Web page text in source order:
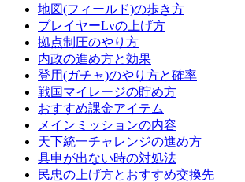
地図(フィールド)の歩き方
プレイヤーLvの上げ方
拠点制圧のやり方
内政の進め方と効果
登用(ガチャ)のやり方と確率
戦国マイレージの貯め方
おすすめ課金アイテム
メインミッションの内容
天下統一チャレンジの進め方
具申が出ない時の対処法
民忠の上げ方とおすすめ交換先